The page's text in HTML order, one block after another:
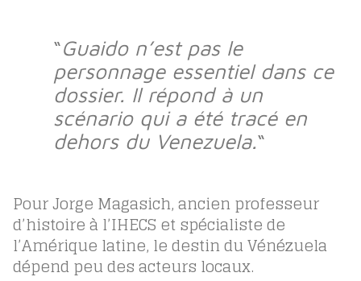
“Guaido n’est pas le
personnage essentiel dans ce
dossier. Il répond à un
scénario qui a été tracé en
dehors du Venezuela.“
Pour Jorge Magasich, ancien professeur
d’histoire à l’IHECS et spécialiste de
l’Amérique latine, le destin du Vénézuela
dépend peu des acteurs locaux.